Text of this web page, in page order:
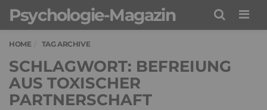
Psychologie-Magazin
HOME TAG ARCHIVE
SCHLAGWORT: BEFREIUNG
AUS TOXISCHER
PARTNERSCHAFT